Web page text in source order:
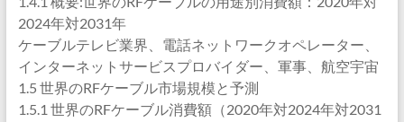
2024年対2031年
ケーブルテレビ業界、電話ネットワークオペレーター、
インターネットサービスプロバイダー、軍事、航空宇宙
1.5 世界のRFケーブル市場規模と予測
1.5.1 世界のRFケーブル消費額（2020年対2024年対2031